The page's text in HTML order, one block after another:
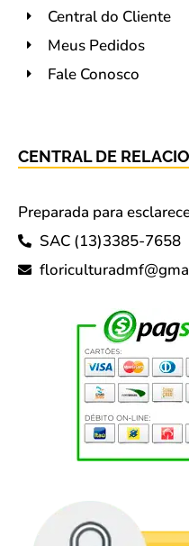
Central do Cliente
Meus Pedidos
Fale Conosco
CENTRAL DE
Preparada para
SAC (13)3385-7658